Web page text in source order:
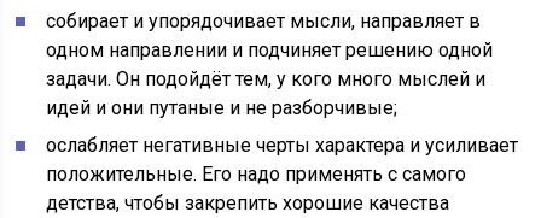
собирает и упорядочивает мысли, направляет в
одном направлении и подчиняет решению одной
задачи. Он подойдёт тем, у кого много мыслей и
идей и они путаные и не разборчивые;
ослабляет негативные черты характера и усиливает
положительные. Его надо применять с самого
детства, чтобы закрепить хорошие качества